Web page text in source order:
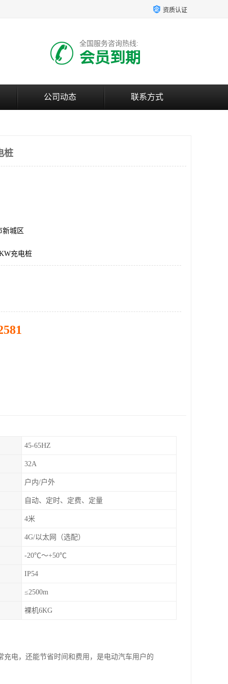
资质认证
全国服务咨询热线:
会员到期
公司动态 联系方式
桩
新城区
充电桩
45-65HZ
32A
户内/户外
自动、定时、定费、定量
4米
4G/以太网（选配）
-20℃～+50℃
IP54
≤2500m
裸机6KG
电，还能节省时间和费用，是电动汽车用户的